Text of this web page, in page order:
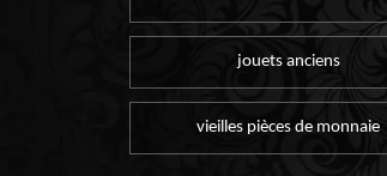
jouets anciens
vieilles pièces de monnaie